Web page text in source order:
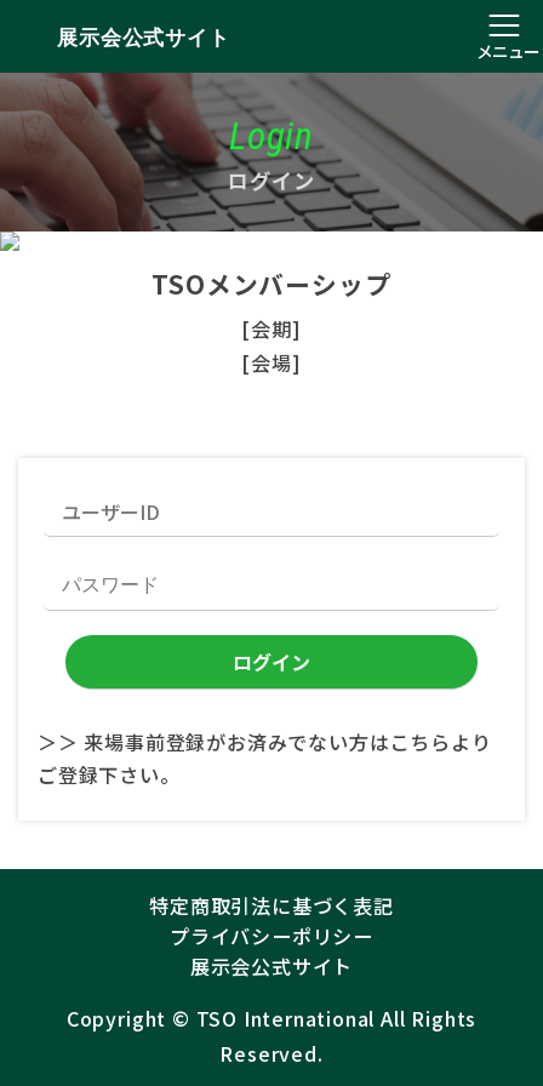
展示会公式サイト
メニュー
Login
ログイン
TSOメンバーシップ
[会期]
[会場]
＞＞ 来場事前登録がお済みでない方はこちらより
ご登録下さい。
特定商取引法に基づく表記
プライバシーポリシー
展示会公式サイト
Copyright ©︎ TSO International All Rights
Reserved.